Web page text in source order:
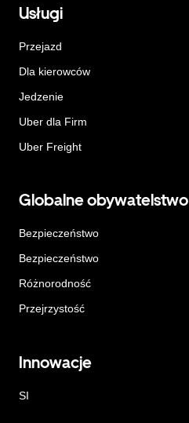
Usługi
Przejazd
Dla kierowców
Jedzenie
Uber dla Firm
Uber Freight
Globalne obywatelstwo
Bezpieczeństwo
Bezpieczeństwo
Różnorodność
Przejrzystość
Innowacje
SI